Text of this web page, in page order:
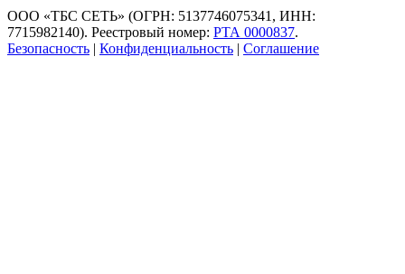
ООО «ТБС СЕТЬ» (ОГРН: 5137746075341, ИНН:
7715982140). Реестровый номер: РТА 0000837.
Безопасность | Конфиденциальность | Соглашение